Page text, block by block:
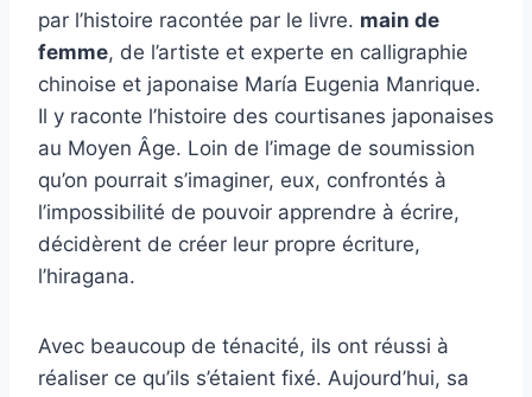
par l’histoire racontée par le livre. main de
femme, de l’artiste et experte en calligraphie
chinoise et japonaise María Eugenia Manrique.
Il y raconte l’histoire des courtisanes japonaises
au Moyen Âge. Loin de l’image de soumission
qu’on pourrait s’imaginer, eux, confrontés à
l’impossibilité de pouvoir apprendre à écrire,
décidèrent de créer leur propre écriture,
l’hiragana.
Avec beaucoup de ténacité, ils ont réussi à
réaliser ce qu’ils s’étaient fixé. Aujourd’hui, sa